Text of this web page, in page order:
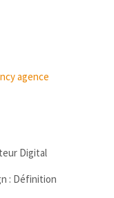
Digital
: Définition